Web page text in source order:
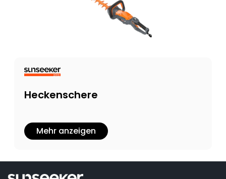
Heckenschere
Mehr anzeigen